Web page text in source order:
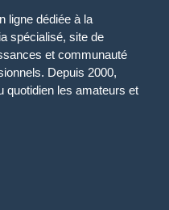
ligne dédiée à la
spécialisé, site de
et communauté
Depuis 2000,
quotidien les amateurs et